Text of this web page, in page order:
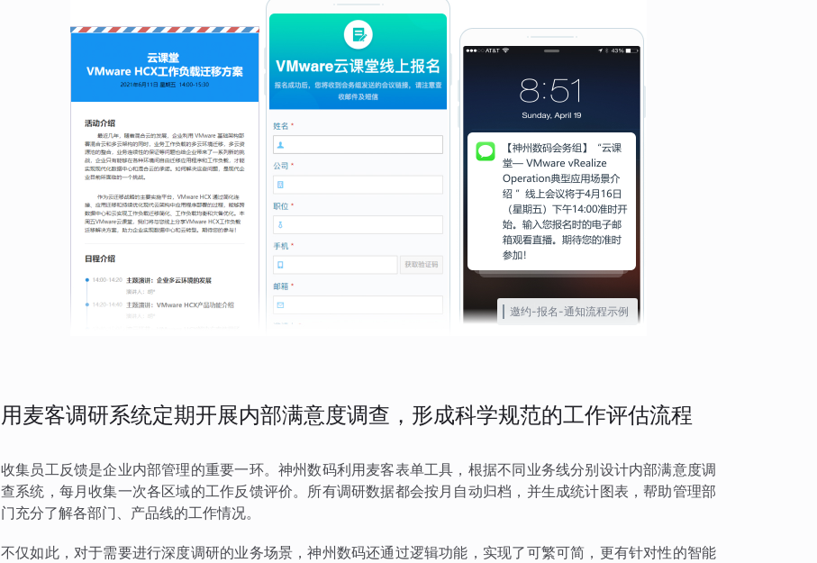
邀约-报名-通知流程示例
用麦客调研系统定期开展内部满意度调查，形成科学规范的工作评估流程
收集员工反馈是企业内部管理的重要一环。神州数码利用麦客表单工具，根据不同业务线分别设计内部满意度调
查系统，每月收集一次各区域的工作反馈评价。所有调研数据都会按月自动归档，并生成统计图表，帮助管理部
门充分了解各部门、产品线的工作情况。
不仅如此，对于需要进行深度调研的业务场景，神州数码还通过逻辑功能，实现了可繁可简，更有针对性的智能